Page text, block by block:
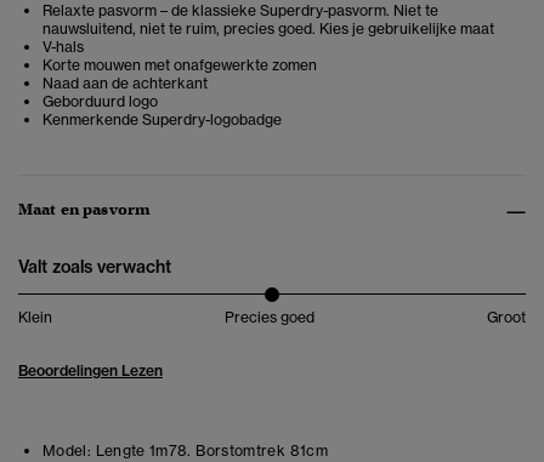
Relaxte pasvorm – de klassieke Superdry-pasvorm. Niet te
nauwsluitend, niet te ruim, precies goed. Kies je gebruikelijke maat
V-hals
Korte mouwen met onafgewerkte zomen
Naad aan de achterkant
Geborduurd logo
Kenmerkende Superdry-logobadge
Maat en pasvorm
Valt zoals verwacht
Klein Precies goed Groot
Beoordelingen Lezen
Model: Lengte 1m78. Borstomtrek 81cm